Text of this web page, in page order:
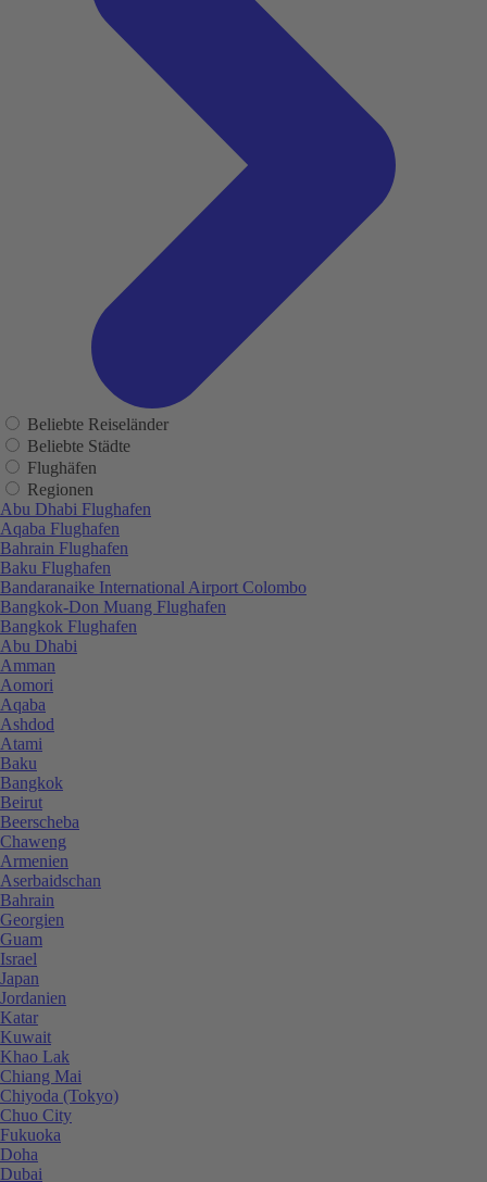
Beliebte Reiseländer
Beliebte Städte
Flughäfen
Regionen
Abu Dhabi Flughafen
Aqaba Flughafen
Bahrain Flughafen
Baku Flughafen
Bandaranaike International Airport Colombo
Bangkok-Don Muang Flughafen
Bangkok Flughafen
Abu Dhabi
Amman
Aomori
Aqaba
Ashdod
Atami
Baku
Bangkok
Beirut
Beerscheba
Chaweng
Armenien
Aserbaidschan
Bahrain
Georgien
Guam
Israel
Japan
Jordanien
Katar
Kuwait
Khao Lak
Chiang Mai
Chiyoda (Tokyo)
Chuo City
Fukuoka
Doha
Dubai